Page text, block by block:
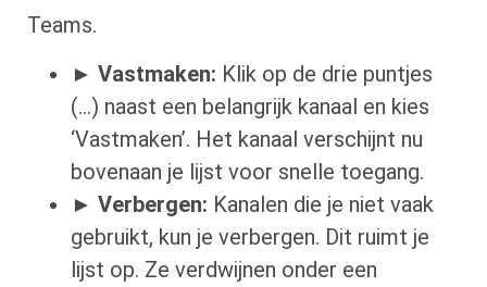
Teams.
► Vastmaken: Klik op de drie puntjes
(…) naast een belangrijk kanaal en kies
‘Vastmaken’. Het kanaal verschijnt nu
bovenaan je lijst voor snelle toegang.
► Verbergen: Kanalen die je niet vaak
gebruikt, kun je verbergen. Dit ruimt je
lijst op. Ze verdwijnen onder een